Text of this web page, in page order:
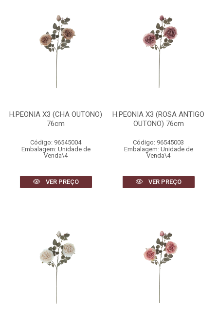
H.PEONIA X3 (CHA OUTONO)
76cm
Código: 96545004
Embalagem: Unidade de
Venda\4
VER PREÇO
H.PEONIA X3 (ROSA ANTIGO
OUTONO) 76cm
Código: 96545003
Embalagem: Unidade de
Venda\4
VER PREÇO